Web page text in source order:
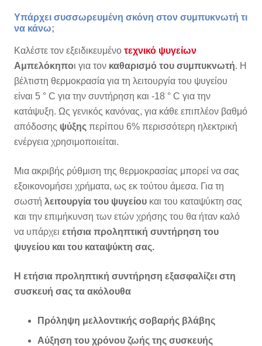
Υπάρχει συσσωρευμένη σκόνη στον συμπυκνωτή τι
να κάνω;
Καλέστε τον εξειδικευμένο τεχνικό ψυγείων
Αμπελόκηποι για τον καθαρισμό του συμπυκνωτή. Η
βέλτιστη θερμοκρασία για τη λειτουργία του ψυγείου
είναι 5 ° C για την συντήρηση και -18 ° C για την
κατάψυξη. Ως γενικός κανόνας, για κάθε επιπλέον βαθμό
απόδοσης ψύξης περίπου 6% περισσότερη ηλεκτρική
ενέργεια χρησιμοποιείται.
Μια ακριβής ρύθμιση της θερμοκρασίας μπορεί να σας
εξοικονομήσει χρήματα, ως εκ τούτου άμεσα. Για τη
σωστή λειτουργία του ψυγείου και του καταψύκτη σας
και την επιμήκυνση των ετών χρήσης του θα ήταν καλό
να υπάρχει ετήσια προληπτική συντήρηση του
ψυγείου και του καταψύκτη σας.
Η ετήσια προληπτική συντήρηση εξασφαλίζει στη
συσκευή σας τα ακόλουθα
Πρόληψη μελλοντικής σοβαρής βλάβης
Αύξηση του χρόνου ζωής της συσκευής